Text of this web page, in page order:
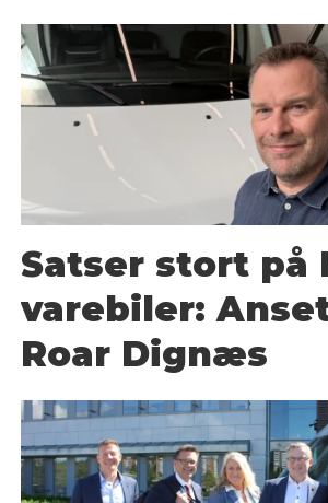
Satser stort på
varebiler:
Roar Dignæs